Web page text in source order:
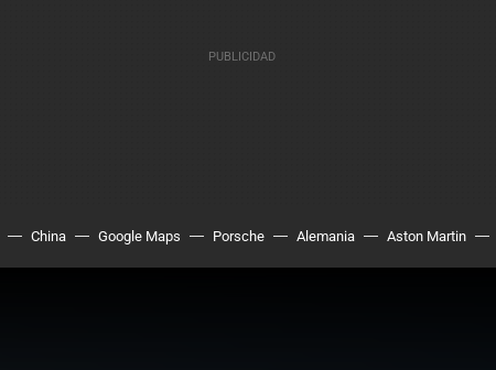
China Google Maps Porsche Alemania Aston Martin